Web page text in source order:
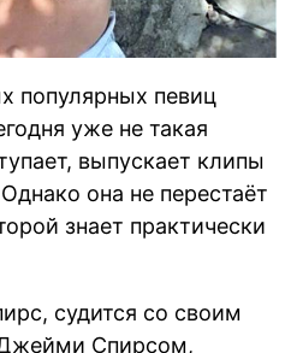
популярных певиц
уже не такая
выпускает клипы
она не перестаёт
знает практически
судится со своим
Спирсом,